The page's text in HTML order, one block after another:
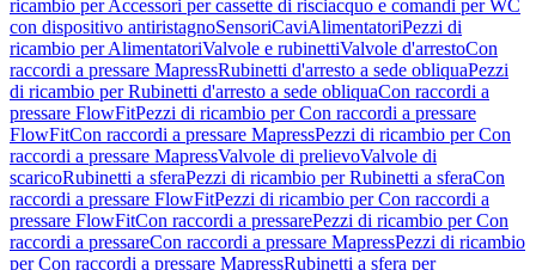
ricambio per Accessori per cassette di risciacquo e comandi per WC
con dispositivo antiristagnoSensoriCaviAlimentatoriPezzi di
ricambio per AlimentatoriValvole e rubinettiValvole d'arrestoCon
raccordi a pressare MapressRubinetti d'arresto a sede obliquaPezzi
di ricambio per Rubinetti d'arresto a sede obliquaCon raccordi a
pressare FlowFitPezzi di ricambio per Con raccordi a pressare
FlowFitCon raccordi a pressare MapressPezzi di ricambio per Con
raccordi a pressare MapressValvole di prelievoValvole di
scaricoRubinetti a sferaPezzi di ricambio per Rubinetti a sferaCon
raccordi a pressare FlowFitPezzi di ricambio per Con raccordi a
pressare FlowFitCon raccordi a pressarePezzi di ricambio per Con
raccordi a pressareCon raccordi a pressare MapressPezzi di ricambio
per Con raccordi a pressare MapressRubinetti a sfera per